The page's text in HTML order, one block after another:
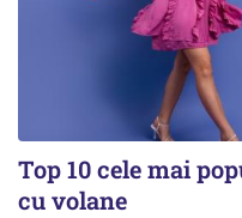
Top 10 cele mai
cu volane